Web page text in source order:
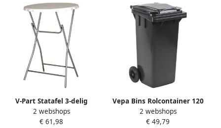
V-Part Statafel 3-delig
2 webshops
€ 61,98
Vepa Bins Rolcontainer 120
l grijs
2 webshops
€ 49,79